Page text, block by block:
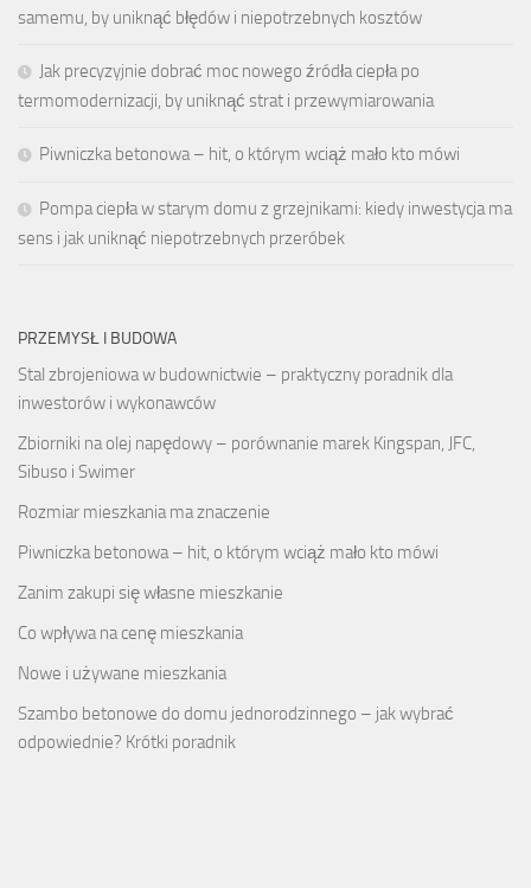
samemu, by uniknąć błędów i niepotrzebnych kosztów
Jak precyzyjnie dobrać moc nowego źródła ciepła po
termomodernizacji, by uniknąć strat i przewymiarowania
Piwniczka betonowa – hit, o którym wciąż mało kto mówi
Pompa ciepła w starym domu z grzejnikami: kiedy inwestycja ma
sens i jak uniknąć niepotrzebnych przeróbek
PRZEMYSŁ I BUDOWA
Stal zbrojeniowa w budownictwie – praktyczny poradnik dla
inwestorów i wykonawców
Zbiorniki na olej napędowy – porównanie marek Kingspan, JFC,
Sibuso i Swimer
Rozmiar mieszkania ma znaczenie
Piwniczka betonowa – hit, o którym wciąż mało kto mówi
Zanim zakupi się własne mieszkanie
Co wpływa na cenę mieszkania
Nowe i używane mieszkania
Szambo betonowe do domu jednorodzinnego – jak wybrać
odpowiednie? Krótki poradnik